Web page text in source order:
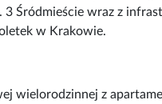
Śródmieście wraz z
w Krakowie.
wielorodzinnej z